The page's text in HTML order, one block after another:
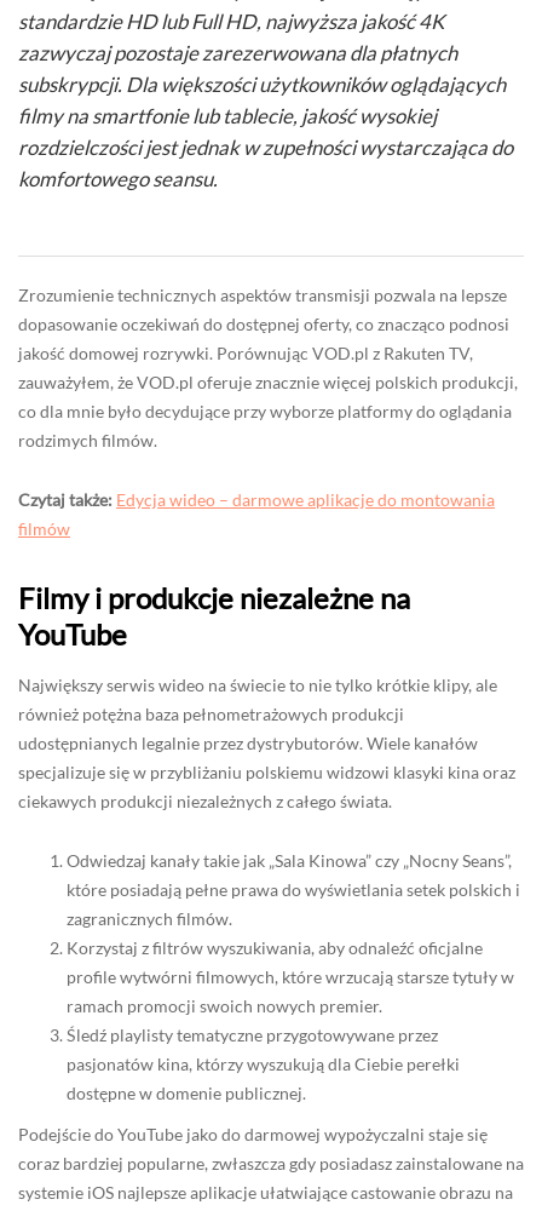
standardzie HD lub Full HD, najwyższa jakość 4K
zazwyczaj pozostaje zarezerwowana dla płatnych
subskrypcji. Dla większości użytkowników oglądających
filmy na smartfonie lub tablecie, jakość wysokiej
rozdzielczości jest jednak w zupełności wystarczająca do
komfortowego seansu.
Zrozumienie technicznych aspektów transmisji pozwala na lepsze
dopasowanie oczekiwań do dostępnej oferty, co znacząco podnosi
jakość domowej rozrywki. Porównując VOD.pl z Rakuten TV,
zauważyłem, że VOD.pl oferuje znacznie więcej polskich produkcji,
co dla mnie było decydujące przy wyborze platformy do oglądania
rodzimych filmów.
Czytaj także: Edycja wideo – darmowe aplikacje do montowania
filmów
Filmy i produkcje niezależne na
YouTube
Największy serwis wideo na świecie to nie tylko krótkie klipy, ale
również potężna baza pełnometrażowych produkcji
udostępnianych legalnie przez dystrybutorów. Wiele kanałów
specjalizuje się w przybliżaniu polskiemu widzowi klasyki kina oraz
ciekawych produkcji niezależnych z całego świata.
Odwiedzaj kanały takie jak „Sala Kinowa” czy „Nocny Seans”,
które posiadają pełne prawa do wyświetlania setek polskich i
zagranicznych filmów.
Korzystaj z filtrów wyszukiwania, aby odnaleźć oficjalne
profile wytwórni filmowych, które wrzucają starsze tytuły w
ramach promocji swoich nowych premier.
Śledź playlisty tematyczne przygotowywane przez
pasjonatów kina, którzy wyszukują dla Ciebie perełki
dostępne w domenie publicznej.
Podejście do YouTube jako do darmowej wypożyczalni staje się
coraz bardziej popularne, zwłaszcza gdy posiadasz zainstalowane na
systemie iOS najlepsze aplikacje ułatwiające castowanie obrazu na